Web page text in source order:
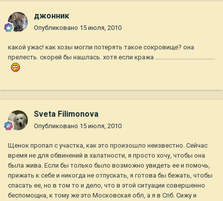
джонник
Опубликовано 15 июля, 2010
какой ужас! как хозы могли потерять такое сокровище? она
прелесть. скорей бы нашлась. хотя если кража ........................................
Sveta Filimonova
Опубликовано 15 июля, 2010
Щенок пропал с участка, как это произошло неизвестно. Сейчас
время не для обвинений в халатности, я просто хочу, чтобы она
была жива. Если бы только было возможно увидеть ее и помочь,
прижать к себе и никогда не отпускать, я готова бы бежать, чтобы
спасать ее, но в том то и дело, что в этой ситуации совершенно
беспомощна, к тому же это Московская обл, а я в Спб. Сижу и